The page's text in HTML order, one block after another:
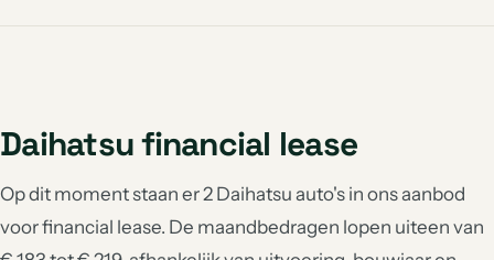
Daihatsu financial lease
Op dit moment staan er 2 Daihatsu auto's in ons aanbod
voor financial lease. De maandbedragen lopen uiteen van